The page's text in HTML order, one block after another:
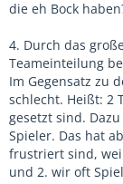
die eh Bock
4. Durch das
Teameinteilung
Im Gegensatz zu
schlecht. Heißt: 2
gesetzt sind.
Spieler. Das hat
frustriert sind,
und 2. wir oft